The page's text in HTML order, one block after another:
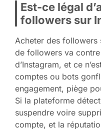
Est-ce légal
followers sur
Acheter des followers
de followers va
d’Instagram, et ce
comptes ou bots
engagement, piège
Si la plateforme
suspendre voire
compte, et la